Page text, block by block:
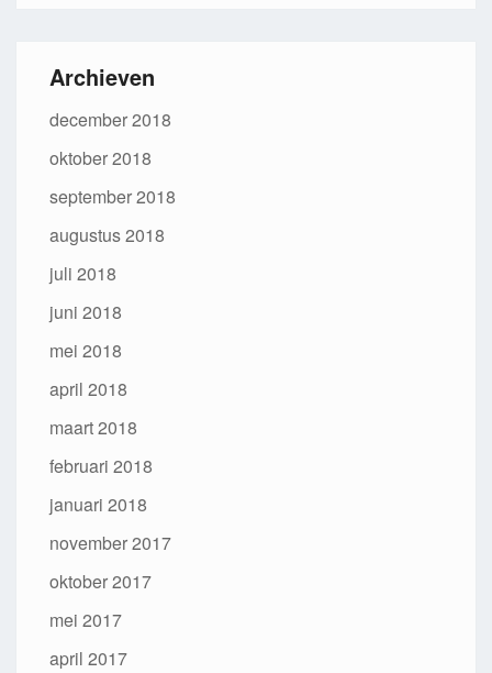
Archieven
december 2018
oktober 2018
september 2018
augustus 2018
juli 2018
juni 2018
mei 2018
april 2018
maart 2018
februari 2018
januari 2018
november 2017
oktober 2017
mei 2017
april 2017